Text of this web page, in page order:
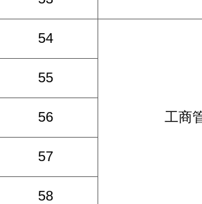
54
工商
55
56
57
58